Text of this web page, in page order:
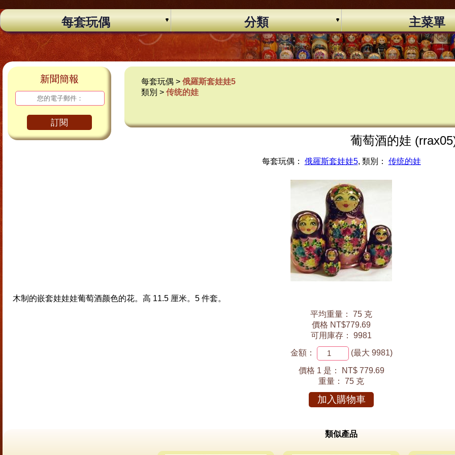
每套玩偶 分類 主菜單
新聞簡報
訂閱
每套玩偶 >俄羅斯套娃娃5
類別 >传统的娃
葡萄酒的娃
每套玩偶： 俄羅斯套娃娃5, 類別： 传统的娃
木制的嵌套娃娃娃葡萄酒颜色的花。高 11.5 厘米。5 件套。
平均重量： 75 克
價格 NT$779.69
可用庫存： 9981
金額： (最大 9981)
價格 1 是：
NT$ 779.69
重量： 75 克
加入購物車
類似產品